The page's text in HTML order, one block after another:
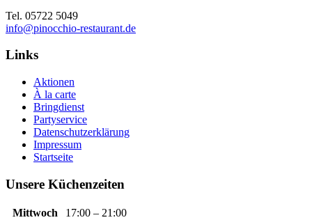
Tel. 05722 5049
info@pinocchio-restaurant.de
Links
Aktionen
À la carte
Bringdienst
Partyservice
Datenschutzerklärung
Impressum
Startseite
Unsere Küchenzeiten
Mittwoch
17:00 – 21:00